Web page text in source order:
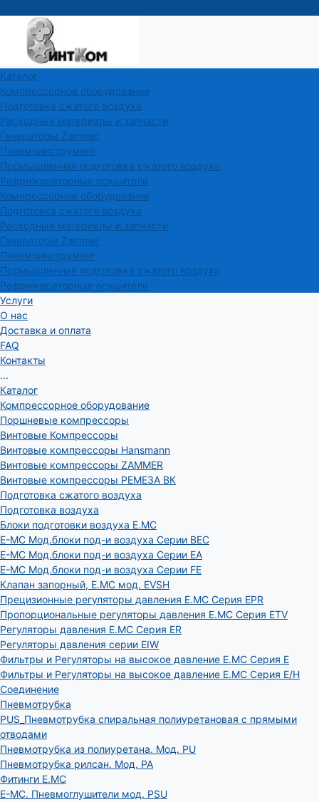
Каталог
Компрессорное оборудование
Подготовка сжатого воздуха
Расходные материалы и запчасти
Генераторы Zammer
Пневмоинструмент
Промышленная подготовка сжатого воздуха
Рефрижераторные осушители
Компрессорное оборудование
Подготовка сжатого воздуха
Расходные материалы и запчасти
Генераторы Zammer
Пневмоинструмент
Промышленная подготовка сжатого воздуха
Рефрижераторные осушители
Услуги
О нас
Доставка и оплата
FAQ
Контакты
...
Каталог
Компрессорное оборудование
Поршневые компрессоры
Винтовые Компрессоры
Винтовые компрессоры Hansmann
Винтовые компрессоры ZAMMER
Винтовые компрессоры РЕМЕЗА ВК
Подготовка сжатого воздуха
Подготовка воздуха
Блоки подготовки воздуха E.MC
E-MC Мод.блоки под-и воздуха Серии BEC
E-MC Мод.блоки под-и воздуха Серии EA
E-MC Мод.блоки под-и воздуха Серии FE
Клапан запорный, E.MC мод. EVSH
Прецизионные регуляторы давления E.MC Серия EPR
Пропорциональные регуляторы давления E.MC Серия ETV
Регуляторы давления E.MC Серия ER
Регуляторы давления серии EIW
Фильтры и Регуляторы на высокое давление E.MC Серия E
Фильтры и Регуляторы на высокое давление E.MC Серия E/H
Соединение
Пневмотрубка
PUS_Пневмотрубка спиральная полиуретановая с прямыми
отводами
Пневмотрубка из полиуретана. Мод. РU
Пневмотрубка рилсан. Мод. PA
Фитинги E.MC
E-MC. Пневмоглушители мод. PSU